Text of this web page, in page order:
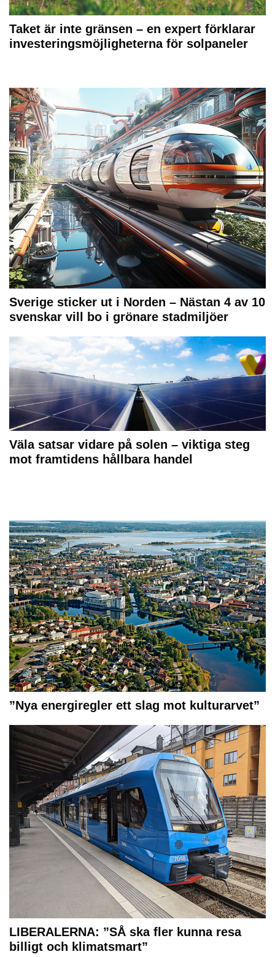
Taket är inte gränsen – en expert förklarar
investeringsmöjligheterna för solpaneler
Sverige sticker ut i Norden – Nästan 4 av 10
svenskar vill bo i grönare stadmiljöer
Väla satsar vidare på solen – viktiga steg
mot framtidens hållbara handel
”Nya energiregler ett slag mot kulturarvet”
LIBERALERNA: ”SÅ ska fler kunna resa
billigt och klimatsmart”